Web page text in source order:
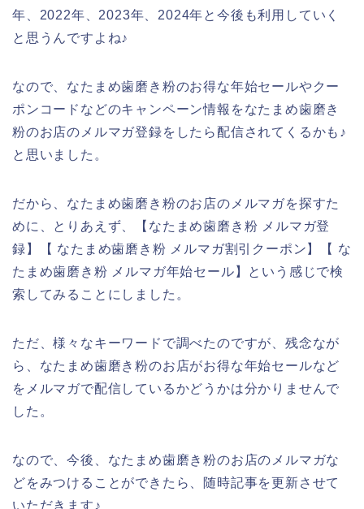
年、2022年、2023年、2024年と今後も利用していく
と思うんですよね♪
なので、なたまめ歯磨き粉のお得な年始セールやクー
ポンコードなどのキャンペーン情報をなたまめ歯磨き
粉のお店のメルマガ登録をしたら配信されてくるかも♪
と思いました。
だから、なたまめ歯磨き粉のお店のメルマガを探すた
めに、とりあえず、【なたまめ歯磨き粉 メルマガ登
録】【 なたまめ歯磨き粉 メルマガ割引クーポン】【 な
たまめ歯磨き粉 メルマガ年始セール】という感じで検
索してみることにしました。
ただ、様々なキーワードで調べたのですが、残念なが
ら、なたまめ歯磨き粉のお店がお得な年始セールなど
をメルマガで配信しているかどうかは分かりませんで
した。
なので、今後、なたまめ歯磨き粉のお店のメルマガな
どをみつけることができたら、随時記事を更新させて
いただきます♪